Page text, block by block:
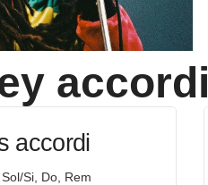
accordi
accordi
Si, Do, Rem